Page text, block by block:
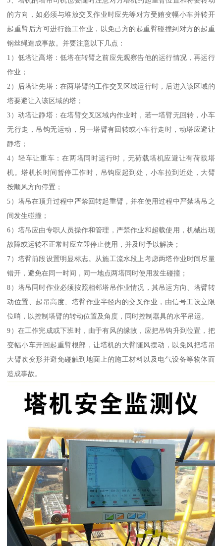
的方向，如必须与堆放交叉作业时应先等对方受贿变幅小车并转开
起重臂后方可进行施工作业，以免己方的起重臂碰撞到对方的起重
钢丝绳造成事故。并要注意以下几点：
1）低塔让高塔：低塔在转臂之前应先观察告他的运行情况，再运行
作业；
2）后塔让先塔：在两塔臂的工作交叉区域运行时，后进入该区域的
塔要避让入该区域的塔；
3）动塔让静塔：在塔臂交叉区域内作业时，若一塔臂无回转，小车
无行走，吊钩无运动，另一塔臂有回转或小车行走时，动塔应避让
静塔；
4）轻车让重车：在两塔同时运行时，无荷载塔机应避让有荷载塔
机。塔机长时间暂停工作时，吊钩应起到处，小车拉到近处，大臂
按顺风方向停置；
5）塔吊在顶升过程中严禁回转起重臂，并在使用过程中严禁塔吊之
间发生碰撞；
6）塔吊应由专职人员操作和管理，严禁作业和超载使用，机械出现
故障或运转不正常时应立即停止使用，并及时予以解决；
7）塔臂前段设置明显标志。从施工流水段上考虑两塔作业时间尽量
错开，避免在同一时间，同一地点两塔同时使用发生碰撞；
8）塔吊同时作业必须按照相邻塔吊作业情况，其吊运方向、塔臂转
动位置、起吊高度、塔臂作业半径内的交叉作业，由信号工设立限
位哨，以控制塔臂的转动位置及角度，同时控制器具的水平吊运。
9）在工作完成或下班时，由于有风的缘故，应把吊钩升到位置，把
变幅小车开回起重臂根部，让塔机的大臂随风摆动，以免风把塔吊
大臂吹变形并避免碰触到地面上的施工材料以及电气设备等物体而
造成事故。